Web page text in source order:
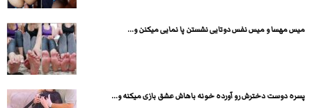
میس مهسا و میس نفس دوتایی نشستن پا نمایی میکنن و...
پسره دوست دخترش رو آورده خونه باهاش عشق بازی میکنه و...